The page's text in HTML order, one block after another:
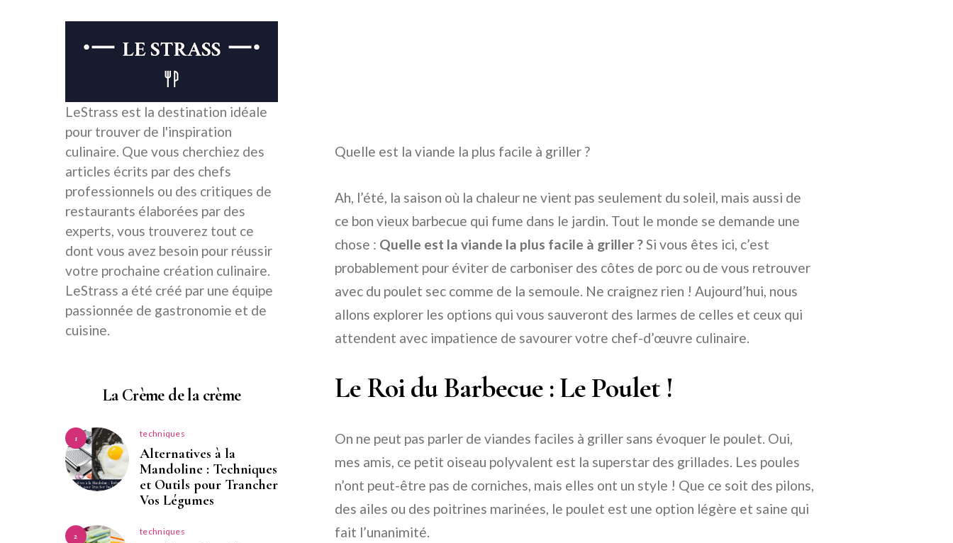
Quelle est la viande la plus facile à griller ?
Ah, l’été, la saison où la chaleur ne vient pas seulement du soleil, mais aussi de
ce bon vieux barbecue qui fume dans le jardin. Tout le monde se demande une
chose : Quelle est la viande la plus facile à griller ?Si vous êtes ici, c’est
probablement pour éviter de carboniser des côtes de porc ou de vous retrouver
avec du poulet sec comme de la semoule. Ne craignez rien ! Aujourd’hui, nous
allons explorer les options qui vous sauveront des larmes de celles et ceux qui
attendent avec impatience de savourer votre chef-d’œuvre culinaire.
Le Roi du Barbecue : Le Poulet !
On ne peut pas parler de viandes faciles à griller sans évoquer le poulet. Oui,
mes amis, ce petit oiseau polyvalent est la superstar des grillades. Les poules
n’ont peut-être pas de corniches, mais elles ont un style ! Que ce soit des pilons,
des ailes ou des poitrines marinées, le poulet est une option légère et saine qui
fait l’unanimité.
LeStrass est la destination idéale
pour trouver de l'inspiration
culinaire. Que vous cherchiez des
articles écrits par des chefs
professionnels ou des critiques de
restaurants élaborées par des
experts, vous trouverez tout ce
dont vous avez besoin pour réussir
votre prochaine création culinaire.
LeStrass a été créé par une équipe
passionnée de gastronomie et de
cuisine.
La Crème de la crème
1 techniques
Alternatives à la
Mandoline : Techniques
et Outils pour Trancher
Vos Légumes
2 techniques